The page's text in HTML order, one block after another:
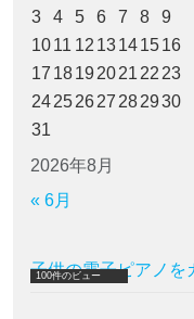
2026年8月
3
4 5 6 7 8
9
1011 12 13141516
17 18192021 22 23
24252627 282930
31
« 6月
子供の電子ピアノを
100件のビュー